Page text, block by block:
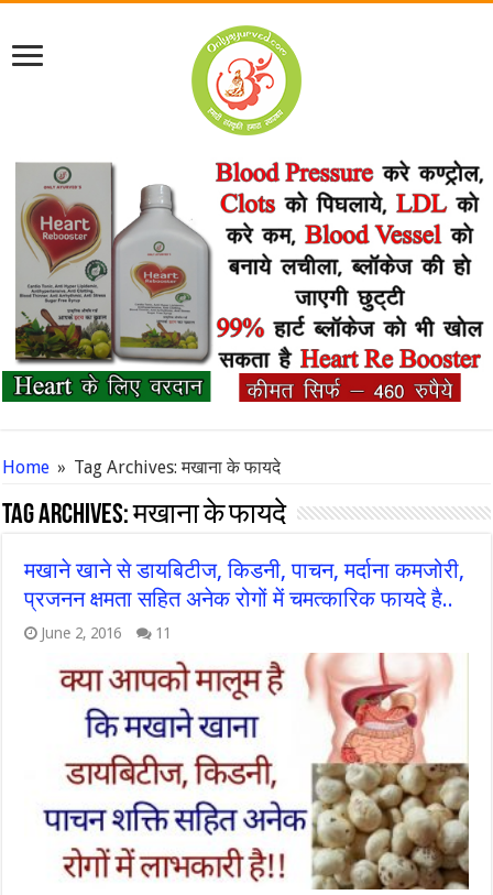
Home » Tag Archives: मखाना के फायदे
Tag Archives:मखाना के फायदे
मखाने खाने से डायबिटीज, किडनी, पाचन, मर्दाना कमजोरी,
प्रजनन क्षमता सहित अनेक रोगों में चमत्कारिक फायदे है..
June 2, 2016 11